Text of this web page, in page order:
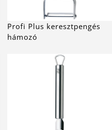
Profi Plus keresztpengés
hámozó